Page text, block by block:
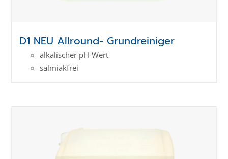
D1 NEU Allround- Grundreiniger
alkalischer pH-Wert
salmiakfrei